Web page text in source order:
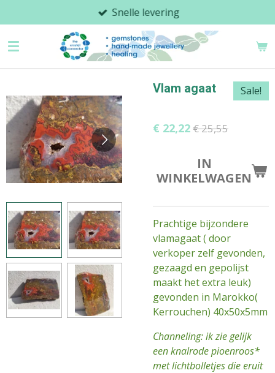
direct
naar
Snelle levering
Vlam agaat Sale!
€ 22,22€ 25,55
IN
WINKELWAGEN
Prachtige bijzondere
vlamagaat ( door
verkoper zelf gevonden,
gezaagd en gepolijst
maakt het extra leuk)
gevonden in Marokko(
Kerrouchen) 40x50x5mm
Channeling: ik zie gelijk
een knalrode pioenroos*
met lichtbolletjes die eruit